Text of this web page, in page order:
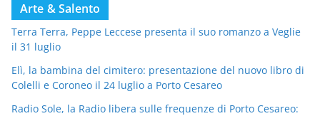
Arte & Salento
Terra Terra, Peppe Leccese presenta il suo romanzo a Veglie
il 31 luglio
Elì, la bambina del cimitero: presentazione del nuovo libro di
Colelli e Coroneo il 24 luglio a Porto Cesareo
Radio Sole, la Radio libera sulle frequenze di Porto Cesareo: